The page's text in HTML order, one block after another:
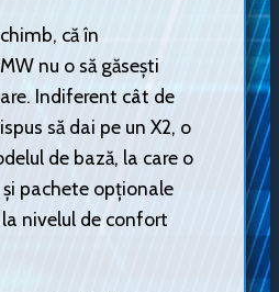
că în
nu o să găsești
Indiferent cât de
să dai pe un X2, o
de bază, la care o
pachete opționale
nivelul de confort